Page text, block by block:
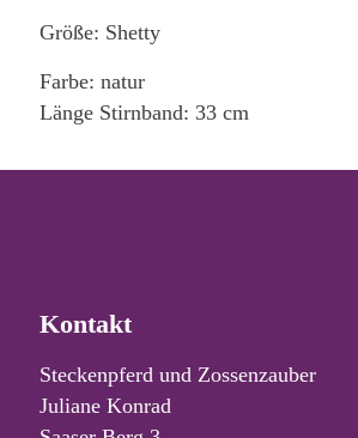
Größe: Shetty
Farbe: natur
Länge Stirnband: 33 cm
Kontakt
Steckenpferd und Zossenzauber
Juliane Konrad